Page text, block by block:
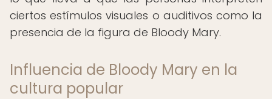
ciertos estímulos visuales o auditivos como la
presencia de la figura de Bloody Mary.
Influencia de Bloody Mary en la
cultura popular